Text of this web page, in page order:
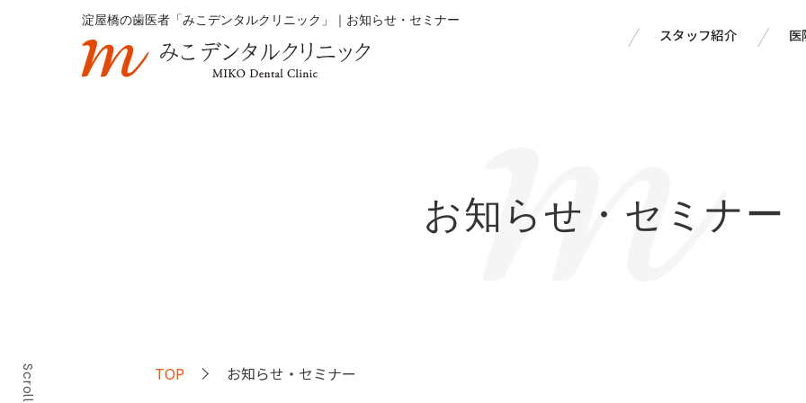
淀屋橋の歯医者「みこデンタルクリニック」｜お知らせ・セミナー
スタッフ紹介 医
お知らせ・セミナー
Scroll TOP お知らせ・セミナー